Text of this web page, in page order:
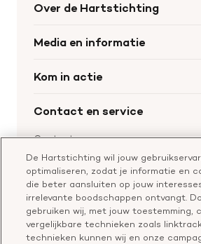
Over de Hartstichting
Organisatie
Werken bij de Hartstichting
Media en informatie
Nieuws
Materialen bestellen
Aanmelden nieuwsbrief
Kom in actie
Word collectant
Leer reanimeren
Geef ter nagedachtenis
Start een actie
Contact en service
Contactgegevens
Bel of chat met een voorlichter
Vragen over donateurschap
Klachtenformulier
Check je gesprek
De Hartstichting wil jouw
optimaliseren, zodat je informatie en
die beter aansluiten op jouw
irrelevante boodschappen ontvangt.
gebruiken wij, met jouw toestemming,
vergelijkbare technieken zoals
technieken kunnen wij en onze